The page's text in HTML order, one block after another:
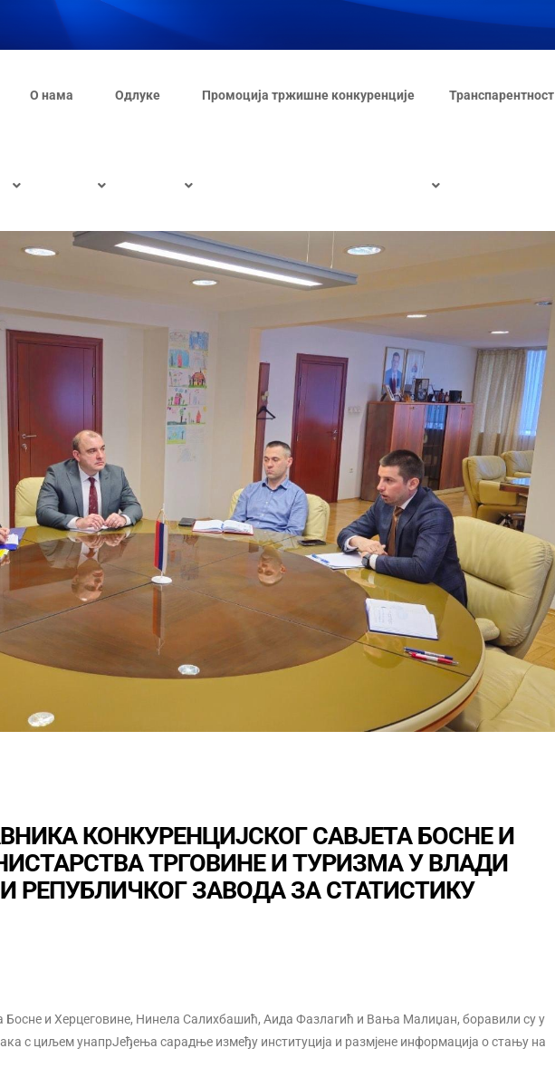
О нама Одлуке Промоција тржишне конкуренције Транспарентност
КОНКУРЕНЦИЈСКОГ САВЈЕТА БОСНЕ И
ТРГОВИНЕ И ТУРИЗМА У ВЛАДИ
РЕПУБЛИЧКОГ ЗАВОДА ЗА СТАТИСТИКУ
Босне и Херцеговине, Нинела Салихбашић, Аида Фазлагић и Вања Малиџан, боравили су у
с циљем унапрЈеђења сарадње између институција и размјене информација о стању на